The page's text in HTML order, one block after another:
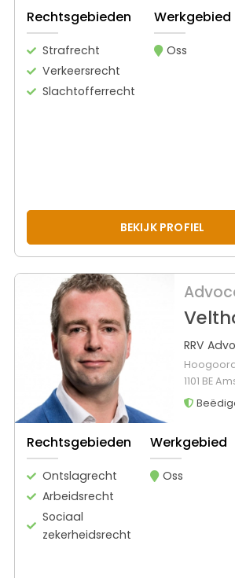
Rechtsgebieden
Strafrecht
Verkeersrecht
Slachtofferrecht
Werkgebied
Oss
BEKIJK PROFIEL
RRV
1101 BE
Rechtsgebieden
Ontslagrecht
Arbeidsrecht
Sociaal
zekerheidsrecht
Werkgebied
Oss